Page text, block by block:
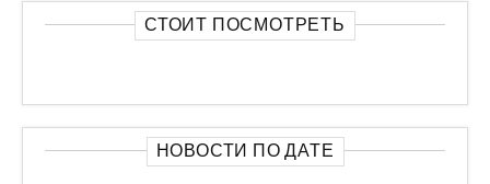
СТОИТ ПОСМОТРЕТЬ
НОВОСТИ ПО ДАТЕ